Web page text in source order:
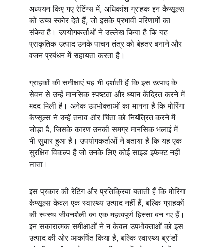
अध्ययन किए गए रेटिंग्स में, अधिकांश ग्राहक इन कैप्सूल्स
को उच्च स्कोर देते हैं, जो इसके प्रभावी परिणामों का
संकेत है। उपयोगकर्ताओं ने उल्लेख किया है कि यह
प्राकृतिक उत्पाद उनके पाचन तंत्र को बेहतर बनाने और
वजन प्रबंधन में सहायता करता है।
ग्राहकों की समीक्षाएं यह भी दर्शाती हैं कि इस उत्पाद के
सेवन से उन्हें मानसिक स्पष्टता और ध्यान केंद्रित करने में
मदद मिली है। अनेक उपभोक्ताओं का मानना है कि मोरिंगा
कैप्सूल्स ने उन्हें तनाव और चिंता को नियंत्रित करने में
जोड़ा है, जिसके कारण उनकी समग्र मानसिक भलाई में
भी सुधार हुआ है। उपयोगकर्ताओं ने बताया है कि यह एक
सुरक्षित विकल्प है जो उनके लिए कोई साइड इफेक्ट नहीं
लाता।
इस प्रकार की रेटिंग और प्रतिक्रिया बताती हैं कि मोरिंगा
कैप्सूल्स केवल एक स्वास्थ्य उत्पाद नहीं हैं, बल्कि ग्राहकों
की स्वस्थ जीवनशैली का एक महत्वपूर्ण हिस्सा बन गए हैं।
इन सकारात्मक समीक्षाओं ने न केवल उपभोक्ताओं को इस
उत्पाद की ओर आकर्षित किया है, बल्कि स्वास्थ्य ब्रांडों